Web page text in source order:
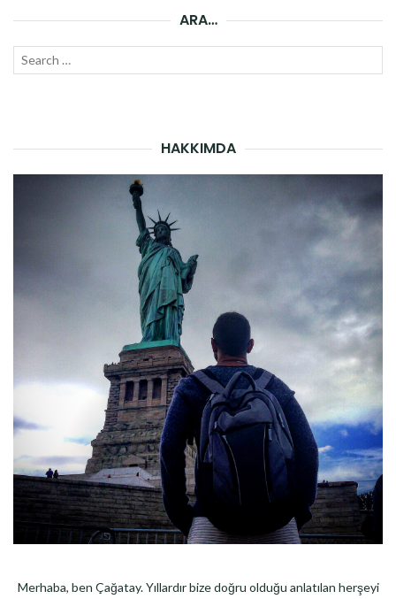
ARA…
Search
HAKKIMDA
Merhaba, ben Çağatay. Yıllardır bize doğru olduğu anlatılan herşeyi